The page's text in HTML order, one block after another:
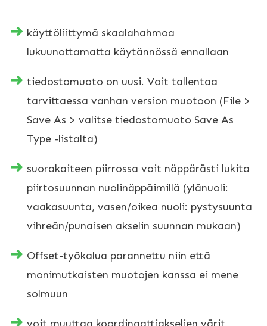
käyttöliittymä skaalahahmoa
lukuunottamatta käytännössä ennallaan
tiedostomuoto on uusi. Voit tallentaa
tarvittaessa vanhan version muotoon (File >
Save As > valitse tiedostomuoto Save As
Type -listalta)
suorakaiteen piirrossa voit näppärästi lukita
piirtosuunnan nuolinäppäimillä (ylänuoli:
vaakasuunta, vasen/oikea nuoli: pystysuunta
vihreän/punaisen akselin suunnan mukaan)
Offset-työkalua parannettu niin että
monimutkaisten muotojen kanssa ei mene
solmuun